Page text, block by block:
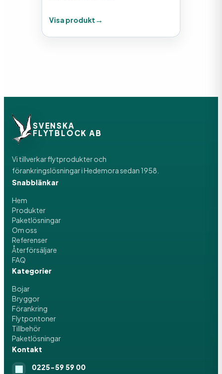
Visa produkt
SVENSKA
FLYTBLOCK AB
Vi tillverkar flytprodukter och
förankringslösningar i Hedemora sedan 1958.
Snabblänkar
Hem
Produkter
Paketlösningar
Om oss
Referenser
Återförsäljare
FAQ
Kategorier
Bojar
Bryggor
Förankring
Flytpontoner
Tillbehör
Paketlösningar
Kontakt
0225-59 59 00